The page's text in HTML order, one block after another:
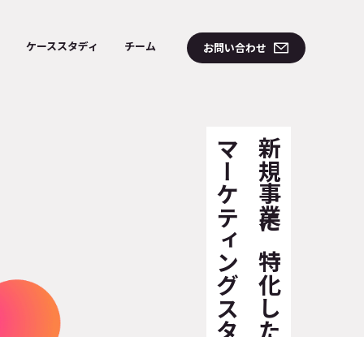
ケーススタディ チーム お問い合わせ
マーケティングスタジオ